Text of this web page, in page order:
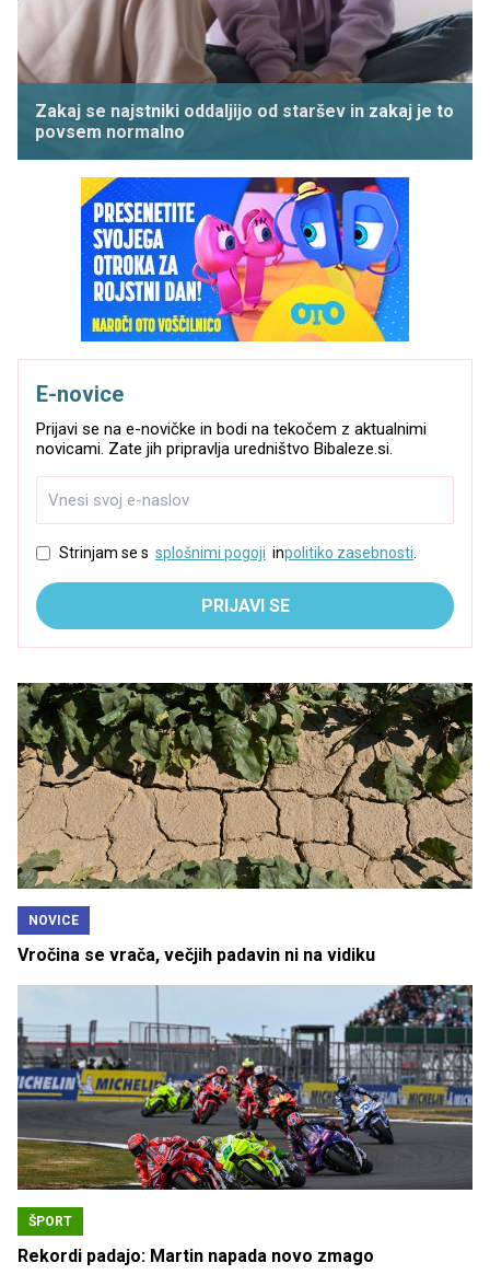
Zakaj se najstniki oddaljijo od staršev in zakaj je to
povsem normalno
E-novice
Prijavi se na e-novičke in bodi na tekočem z aktualnimi
novicami. Zate jih pripravlja uredništvo Bibaleze.si.
Strinjam se s splošnimi pogoji inpolitiko zasebnosti.
PRIJAVI SE
NOVICE
Vročina se vrača, večjih padavin ni na vidiku
ŠPORT
Rekordi padajo: Martin napada novo zmago